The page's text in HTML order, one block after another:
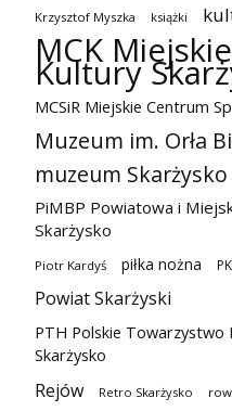
Krzysztof Myszka książki
MCK
Kultury
MCSiR Miejskie Centrum
Muzeum im. Orła
muzeum Skarżysko
PiMBP Powiatowa i
Skarżysko
Piotr Kardyś piłka nożna
Powiat Skarżyski
PTH Polskie Towarzystwo
Skarżysko
Rejów Retro Skarżysko